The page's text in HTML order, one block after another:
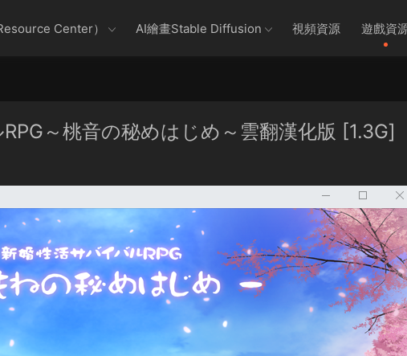
Center） AI繪畫Stable Diffusion 視頻資源 遊戲資
～桃音の秘めはじめ～雲翻漢化版 [1.3G]